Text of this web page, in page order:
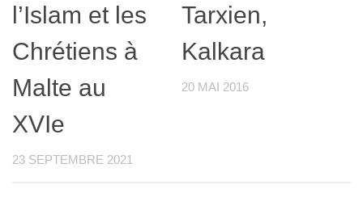
l’Islam et les
Chrétiens à
Malte au
XVIe
23 SEPTEMBRE 2021
Tarxien,
Kalkara
20 MAI 2016